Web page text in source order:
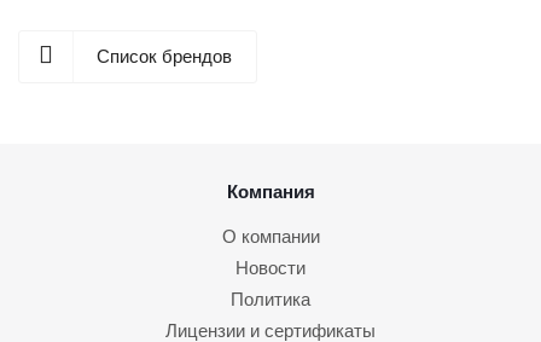
Список брендов
Компания
О компании
Новости
Политика
Лицензии и сертификаты